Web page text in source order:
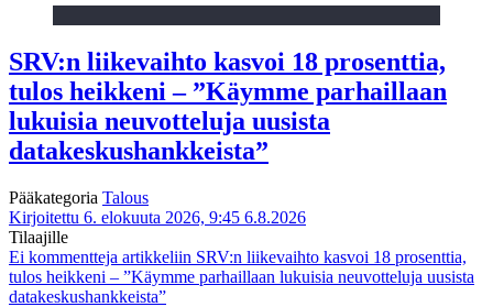
SRV:n liikevaihto kasvoi 18 prosenttia,
tulos heikkeni – ”Käymme parhaillaan
lukuisia neuvotteluja uusista
datakeskushankkeista”
Pääkategoria Talous
Kirjoitettu 6. elokuuta 2026, 9:45 6.8.2026
Tilaajille
Ei kommentteja artikkeliin SRV:n liikevaihto kasvoi 18 prosenttia,
tulos heikkeni – ”Käymme parhaillaan lukuisia neuvotteluja uusista
datakeskushankkeista”